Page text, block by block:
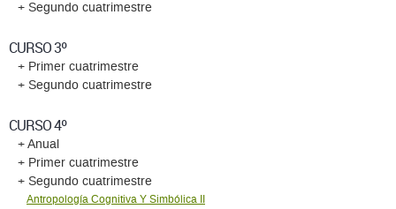
+ Segundo cuatrimestre
CURSO 3º
+ Primer cuatrimestre
+ Segundo cuatrimestre
CURSO 4º
+ Anual
+ Primer cuatrimestre
+ Segundo cuatrimestre
Antropología Cognitiva Y Simbólica II